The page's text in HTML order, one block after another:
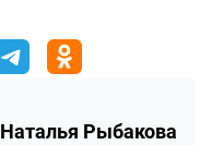
Наталья Рыбакова